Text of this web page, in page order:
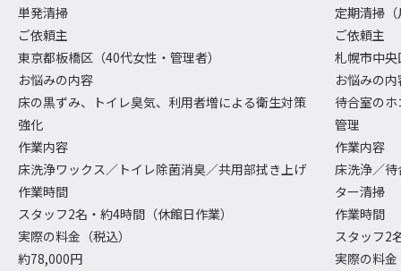
単発清掃
ご依頼主
東京都板橋区（40代女性・管理者）
お悩みの内容
床の黒ずみ、トイレ臭気、利用者増による衛生対策
強化
作業内容
床洗浄ワックス／トイレ除菌消臭／共用部拭き上げ
作業時間
スタッフ2名・約4時間（休館日作業）
実際の料金（税込）
約78,000円
定期清掃
ご依頼主
札幌市中
お悩みの内
待合室の
管理
作業内容
床洗浄／
ター清掃
作業時間
スタッフ2
実際の料